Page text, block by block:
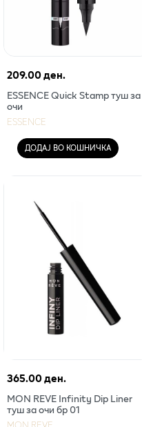
209.00 ден.
ESSENCE Quick Stamp туш за
очи
ESSENCE
ДОДАЈ ВО КОШНИЧКА
365.00 ден.
MON REVE Infinity Dip Liner
туш за очи бр 01